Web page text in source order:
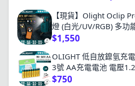
【現貨】Olight Oclip
燈 (白光/UV/RGB) 多功
充電
$1,550
OLIGHT 低自放鎳氫充
3號 AA充電電池 電壓
$750